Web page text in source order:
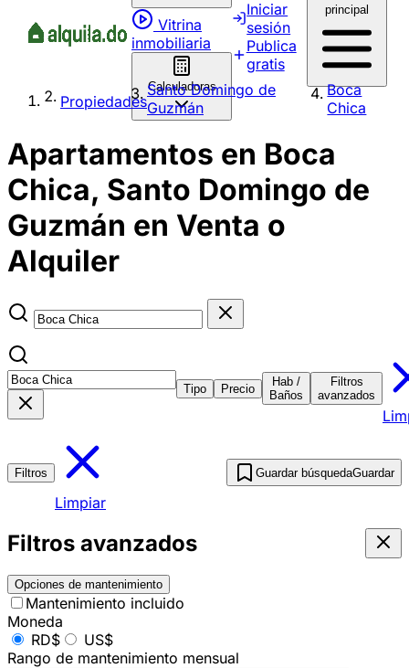
Vitrina
inmobiliaria
Calculadoras
Iniciar
sesión
Publica
gratis
principal
Propiedades
Santo Domingo de
Guzmán
Boca
Chica
Apartamentos en Boca
Chica, Santo Domingo de
Guzmán en Venta o
Alquiler
Tipo Precio
Hab /
Baños
Filtros
avanzados
Filtros
Limpiar
Guardar búsquedaGuardar
Filtros avanzados
Opciones de mantenimiento
Mantenimiento incluido
Moneda
RD$
US$
Rango de mantenimiento mensual